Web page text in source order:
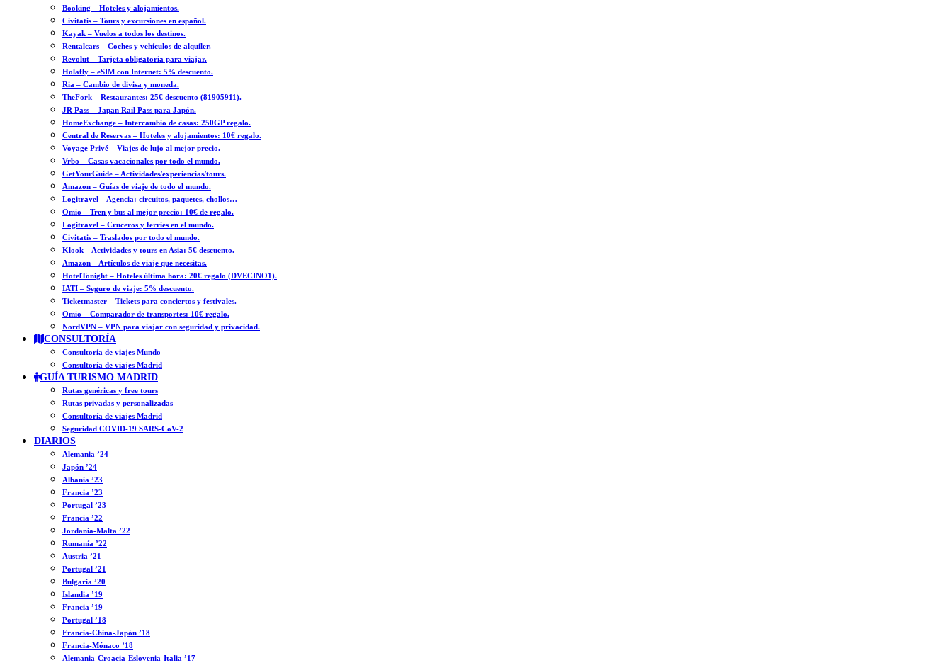
Booking – Hoteles y alojamientos.
Civitatis – Tours y excursiones en español.
Kayak – Vuelos a todos los destinos.
Rentalcars – Coches y vehículos de alquiler.
Revolut – Tarjeta obligatoria para viajar.
Holafly – eSIM con Internet: 5% descuento.
Ria – Cambio de divisa y moneda.
TheFork – Restaurantes: 25€ descuento (81905911).
JR Pass – Japan Rail Pass para Japón.
HomeExchange – Intercambio de casas: 250GP regalo.
Central de Reservas – Hoteles y alojamientos: 10€ regalo.
Voyage Privé – Viajes de lujo al mejor precio.
Vrbo – Casas vacacionales por todo el mundo.
GetYourGuide – Actividades/experiencias/tours.
Amazon – Guías de viaje de todo el mundo.
Logitravel – Agencia: circuitos, paquetes, chollos…
Omio – Tren y bus al mejor precio: 10€ de regalo.
Logitravel – Cruceros y ferries en el mundo.
Civitatis – Traslados por todo el mundo.
Klook – Actividades y tours en Asia: 5€ descuento.
Amazon – Artículos de viaje que necesitas.
HotelTonight – Hoteles última hora: 20€ regalo (DVECINO1).
IATI – Seguro de viaje: 5% descuento.
Ticketmaster – Tickets para conciertos y festivales.
Omio – Comparador de transportes: 10€ regalo.
NordVPN – VPN para viajar con seguridad y privacidad.
CONSULTORÍA
Consultoría de viajes Mundo
Consultoría de viajes Madrid
GUÍA TURISMO MADRID
Rutas genéricas y free tours
Rutas privadas y personalizadas
Consultoría de viajes Madrid
Seguridad COVID-19 SARS-CoV-2
DIARIOS
Alemania ’24
Japón ’24
Albania ’23
Francia ’23
Portugal ’23
Francia ’22
Jordania-Malta ’22
Rumanía ’22
Austria ’21
Portugal ’21
Bulgaria ’20
Islandia ’19
Francia ’19
Portugal ’18
Francia-China-Japón ’18
Francia-Mónaco ’18
Alemania-Croacia-Eslovenia-Italia ’17